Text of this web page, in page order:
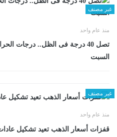
غير مصنف
منذ عام واحد
تصل 40 درجة فى الظل.. درجات
السبت
غير مصنف
منذ عام واحد
قفزات أسعار الذهب تعيد تشكيل